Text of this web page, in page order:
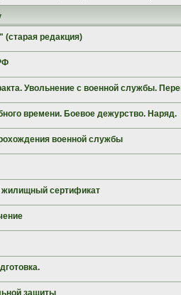
(старая редакция)
Увольнение с военной службы.
времени. Боевое дежурство. Наряд.
военной службы
жилищный сертификат
защиты